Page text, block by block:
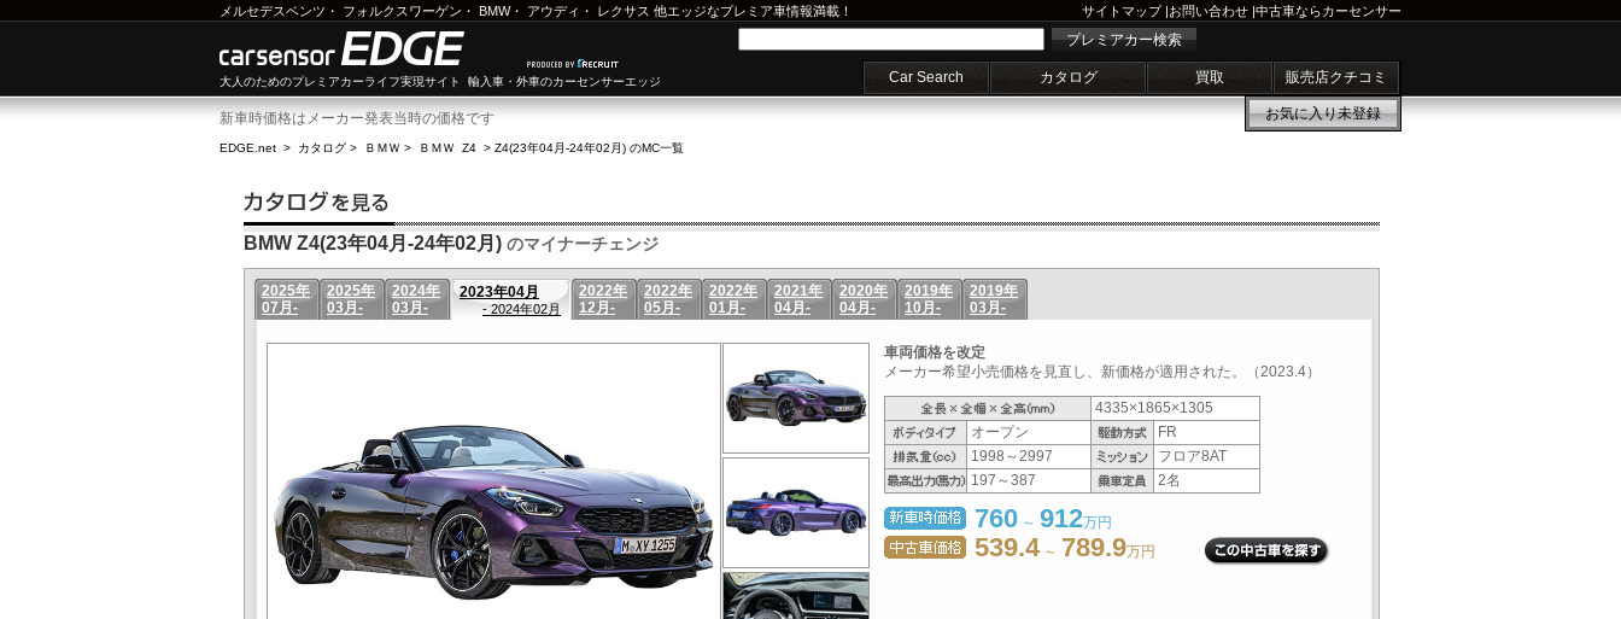
メルセデスベンツ ・ フォルクスワーゲン ・ BMW・ アウディ ・ レクサス 他エッジなプレミア車情報満載！ サイトマップ|お問い合わせ |中古車ならカーセンサー
大人のためのプレミアカーライフ実現サイト 輸入車・外車のカーセンサーエッジ
プレミアカー検索
Car Search カタログ 買取 販売店クチコミ
お気に入り未登録
新車時価格はメーカー発表当時の価格です
EDGE.net > カタログ > ＢＭＷ > ＢＭＷ Z4 > Z4(23年04月-24年02月) のMC一覧
BMW Z4(23年04月-24年02月) のマイナーチェンジ
2025年
07月-
2025年
03月-
2024年
03月-
2023年04月
- 2024年02月
2022年
12月-
2022年
05月-
2022年
01月-
2021年
04月-
2020年
04月-
2019年
10月-
2019年
03月-
車両価格を改定
メーカー希望小売価格を見直し、新価格が適用された。（2023.4）
4335×1865×1305
オープン
FR
1998～2997
フロア8AT
197～387
2名
760 ～ 912万円
539.4 ～ 789.9万円